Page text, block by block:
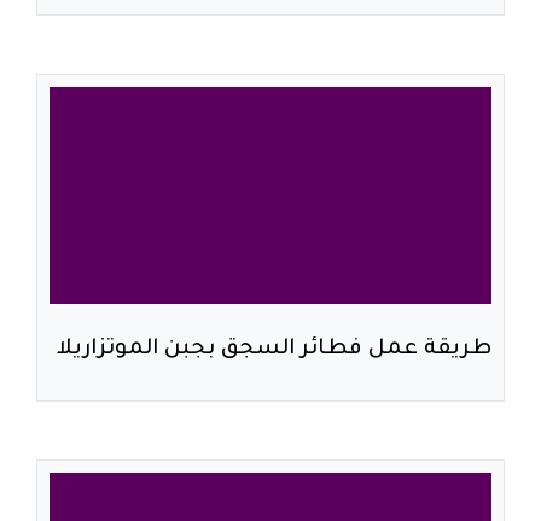
طريقة عمل فطائر السجق بجبن الموتزاريلا